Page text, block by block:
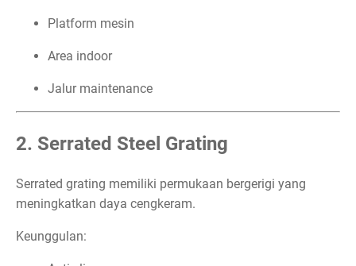
Platform mesin
Area indoor
Jalur maintenance
2. Serrated Steel Grating
Serrated grating memiliki permukaan bergerigi yang
meningkatkan daya cengkeram.
Keunggulan: